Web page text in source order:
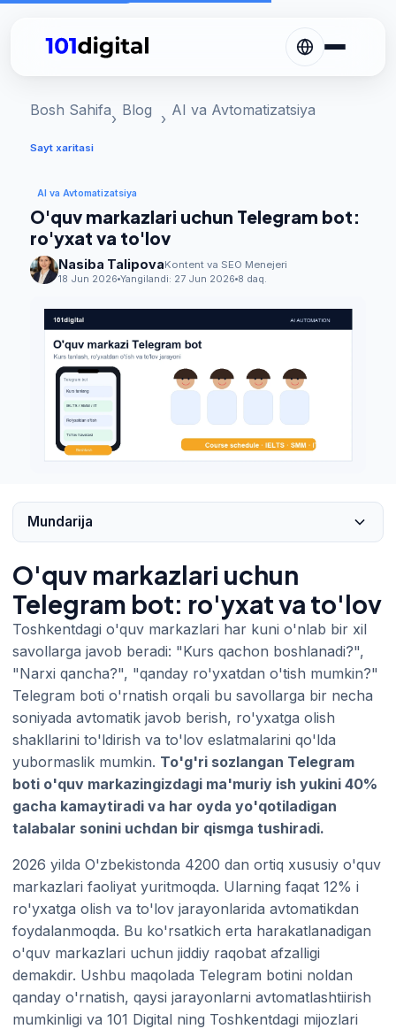
Bosh Sahifa Blog AI va Avtomatizatsiya
Sayt xaritasi
AI va Avtomatizatsiya
O'quv markazlari uchun Telegram bot:
ro'yxat va to'lov
Nasiba TalipovaKontent va SEO Menejeri
18 Jun 2026 Yangilandi: 27 Jun 2026 8 daq.
Mundarija
O'quv markazlari uchun
Telegram bot: ro'yxat va to'lov
Toshkentdagi o'quv markazlari har kuni o'nlab bir xil
savollarga javob beradi: "Kurs qachon boshlanadi?",
"Narxi qancha?", "qanday ro'yxatdan o'tish mumkin?"
Telegram boti o'rnatish orqali bu savollarga bir necha
soniyada avtomatik javob berish, ro'yxatga olish
shakllarini to'ldirish va to'lov eslatmalarini qo'lda
yubormaslik mumkin. To'g'ri sozlangan Telegram
boti o'quv markazingizdagi ma'muriy ish yukini 40%
gacha kamaytiradi va har oyda yo'qotiladigan
talabalar sonini uchdan bir qismga tushiradi.
2026 yilda O'zbekistonda 4200 dan ortiq xususiy o'quv
markazlari faoliyat yuritmoqda. Ularning faqat 12% i
ro'yxatga olish va to'lov jarayonlarida avtomatikdan
foydalanmoqda. Bu ko'rsatkich erta harakatlanadigan
o'quv markazlari uchun jiddiy raqobat afzalligi
demakdir. Ushbu maqolada Telegram botini noldan
qanday o'rnatish, qaysi jarayonlarni avtomatlashtiirish
mumkinligi va 101 Digital ning Toshkentdagi mijozlari